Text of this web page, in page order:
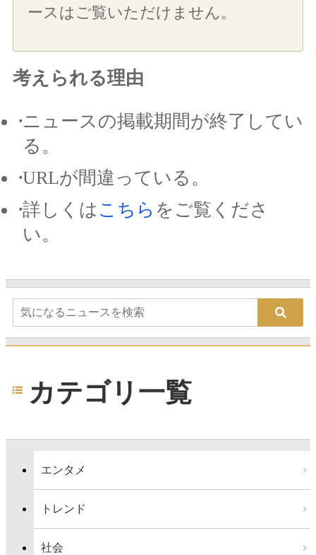
ースはご覧いただけません。
考えられる理由
ニュースの掲載期間が終了してい
る。
URLが間違っている。
詳しくは こちら をご覧くださ
い。
カテゴリ一覧
エンタメ
トレンド
社会